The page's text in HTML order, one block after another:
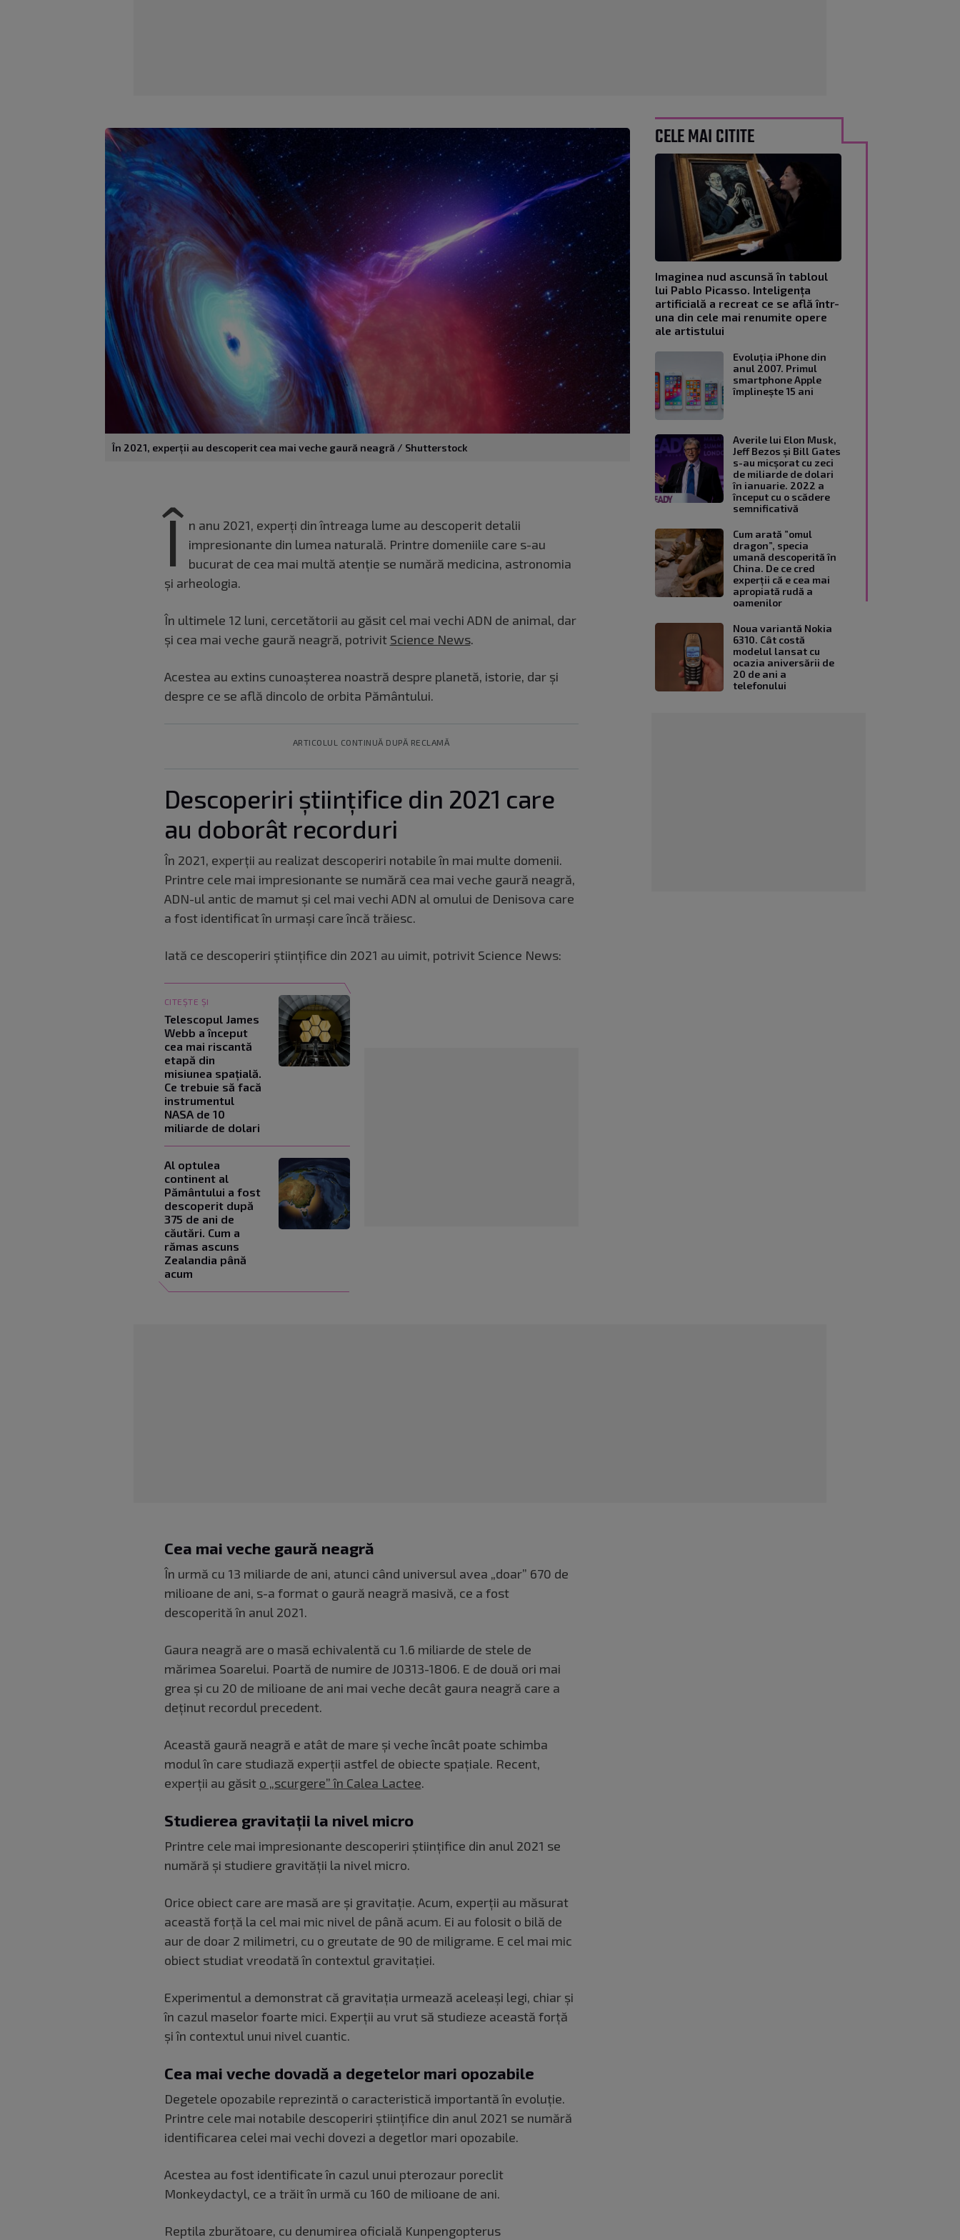
În 2021, experții au descoperit cea mai veche gaură neagră / Shutterstock
CELE MAI CITITE
Imaginea nud ascunsă în tabloul
lui Pablo Picasso. Inteligența
artificială a recreat ce se află într-
una din cele mai renumite opere
ale artistului
Evoluția iPhone din
anul 2007. Primul
smartphone Apple
împlinește 15 ani
Averile lui Elon Musk,
Jeff Bezos și Bill Gates
s-au micșorat cu zeci
de miliarde de dolari
în ianuarie. 2022 a
început cu o scădere
semnificativă
Cum arată ”omul
dragon”, specia
umană descoperită în
China. De ce cred
experții că e cea mai
apropiată rudă a
oamenilor
Noua variantă Nokia
6310. Cât costă
modelul lansat cu
ocazia aniversării de
20 de ani a
telefonului
Î n anu 2021, experți din întreaga lume au descoperit detalii
impresionante din lumea naturală. Printre domeniile care s-au
bucurat de cea mai multă atenție se numără medicina, astronomia
și arheologia.
În ultimele 12 luni, cercetătorii au găsit cel mai vechi ADN de animal, dar
și cea mai veche gaură neagră, potrivit Science News.
Acestea au extins cunoașterea noastră despre planetă, istorie, dar și
despre ce se află dincolo de orbita Pământului.
ARTICOLUL CONTINUĂ DUPĂ RECLAMĂ
Descoperiri științifice din 2021 care
au doborât recorduri
În 2021, experții au realizat descoperiri notabile în mai multe domenii.
Printre cele mai impresionante se numără cea mai veche gaură neagră,
ADN-ul antic de mamut și cel mai vechi ADN al omului de Denisova care
a fost identificat în urmași care încă trăiesc.
Iată ce descoperiri științifice din 2021 au uimit, potrivit Science News:
CITEȘTE ȘI
Telescopul James
Webb a început
cea mai riscantă
etapă din
misiunea spațială.
Ce trebuie să facă
instrumentul
NASA de 10
miliarde de dolari
Al optulea
continent al
Pământului a fost
descoperit după
375 de ani de
căutări. Cum a
rămas ascuns
Zealandia până
acum
Cea mai veche gaură neagră
În urmă cu 13 miliarde de ani, atunci când universul avea „doar” 670 de
milioane de ani, s-a format o gaură neagră masivă, ce a fost
descoperită în anul 2021.
Gaura neagră are o masă echivalentă cu 1.6 miliarde de stele de
mărimea Soarelui. Poartă de numire de J0313-1806. E de două ori mai
grea și cu 20 de milioane de ani mai veche decât gaura neagră care a
deținut recordul precedent.
Această gaură neagră e atât de mare și veche încât poate schimba
modul în care studiază experții astfel de obiecte spațiale. Recent,
experții au găsit o „scurgere” în Calea Lactee.
Studierea gravitații la nivel micro
Printre cele mai impresionante descoperiri științifice din anul 2021 se
numără și studiere gravității la nivel micro.
Orice obiect care are masă are și gravitație. Acum, experții au măsurat
această forță la cel mai mic nivel de până acum. Ei au folosit o bilă de
aur de doar 2 milimetri, cu o greutate de 90 de miligrame. E cel mai mic
obiect studiat vreodată în contextul gravitației.
Experimentul a demonstrat că gravitația urmează aceleași legi, chiar și
în cazul maselor foarte mici. Experții au vrut să studieze această forță
și în contextul unui nivel cuantic.
Cea mai veche dovadă a degetelor mari opozabile
Degetele opozabile reprezintă o caracteristică importantă în evoluție.
Printre cele mai notabile descoperiri științifice din anul 2021 se numără
identificarea celei mai vechi dovezi a degetlor mari opozabile.
Acestea au fost identificate în cazul unui pterozaur poreclit
Monkeydactyl, ce a trăit în urmă cu 160 de milioane de ani.
Reptila zburătoare, cu denumirea oficială Kunpengopterus